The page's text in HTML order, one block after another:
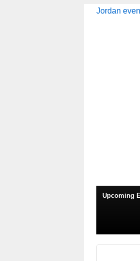
Jordan
Upcoming